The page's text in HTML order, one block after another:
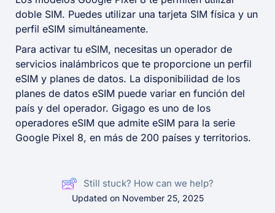
doble SIM. Puedes utilizar una tarjeta SIM física y un
perfil eSIM simultáneamente.
Para activar tu eSIM, necesitas un operador de
servicios inalámbricos que te proporcione un perfil
eSIM y planes de datos. La disponibilidad de los
planes de datos eSIM puede variar en función del
país y del operador. Gigago es uno de los
operadores eSIM que admite eSIM para la serie
Google Pixel 8, en más de 200 países y territorios.
Still stuck? How can we help?
Updated on November 25, 2025